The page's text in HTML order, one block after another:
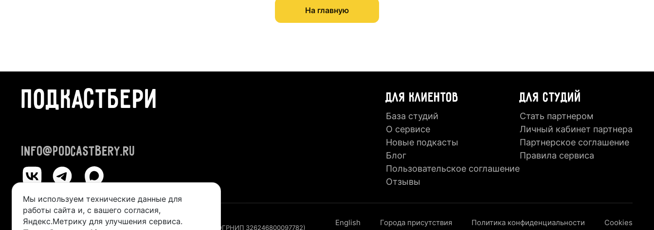
На главную
ПОДКАСТБЕРИ
info@podcastbery.ru
ДЛЯ КЛИЕНТОВ
База студий
О сервисе
Новые подкасты
Блог
Пользовательское соглашение
Отзывы
ДЛЯ СТУДИЙ
Стать партнером
Личный кабинет партнера
Партнерское соглашение
Правила сервиса
© 2024-2026 «ПОДКАСТБЕРИ»
ИП Казанцева Виктория Александровна (ИНН 245211492400, ОГРНИП 326246800097782)
English Города присутствия Политика конфиденциальности Cookies
Мы используем технические данные для
работы сайта и, с вашего согласия,
Яндекс.Метрику для улучшения сервиса.